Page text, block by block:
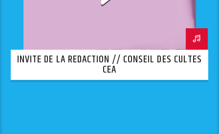
INVITE DE LA REDACTION // CONSEIL DES CULTES
CEA